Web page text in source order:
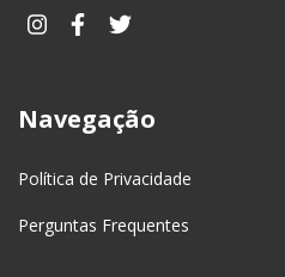
Navegação
Política de Privacidade
Perguntas Frequentes